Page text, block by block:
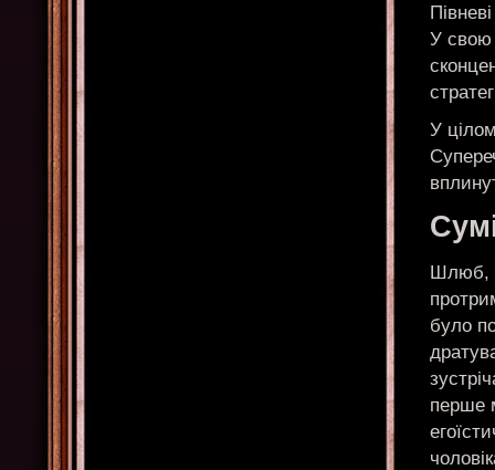
У свою
У
Шлюб,
було
перше